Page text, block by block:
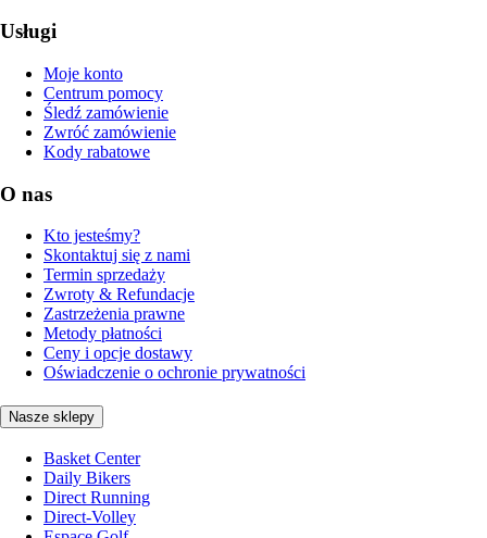
Usługi
Moje konto
Centrum pomocy
Śledź zamówienie
Zwróć zamówienie
Kody rabatowe
O nas
Kto jesteśmy?
Skontaktuj się z nami
Termin sprzedaży
Zwroty & Refundacje
Zastrzeżenia prawne
Metody płatności
Ceny i opcje dostawy
Oświadczenie o ochronie prywatności
Nasze sklepy
Basket Center
Daily Bikers
Direct Running
Direct-Volley